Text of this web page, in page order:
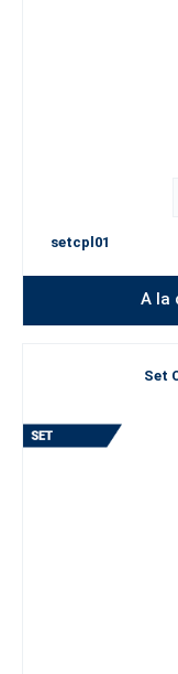
setcpl01
A la
Set